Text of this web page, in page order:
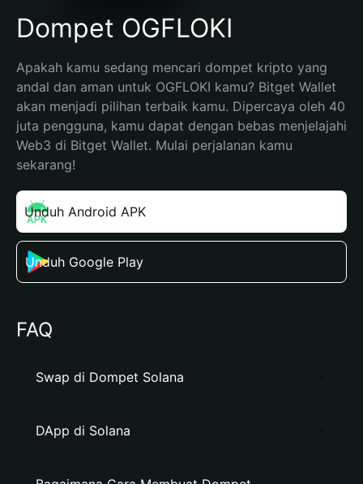
Dompet OGFLOKI
Apakah kamu sedang mencari dompet kripto yang
andal dan aman untuk OGFLOKI kamu? Bitget Wallet
akan menjadi pilihan terbaik kamu. Dipercaya oleh 40
juta pengguna, kamu dapat dengan bebas menjelajahi
Web3 di Bitget Wallet. Mulai perjalanan kamu
sekarang!
Unduh Android APK
Unduh Google Play
FAQ
Swap di Dompet Solana
DApp di Solana